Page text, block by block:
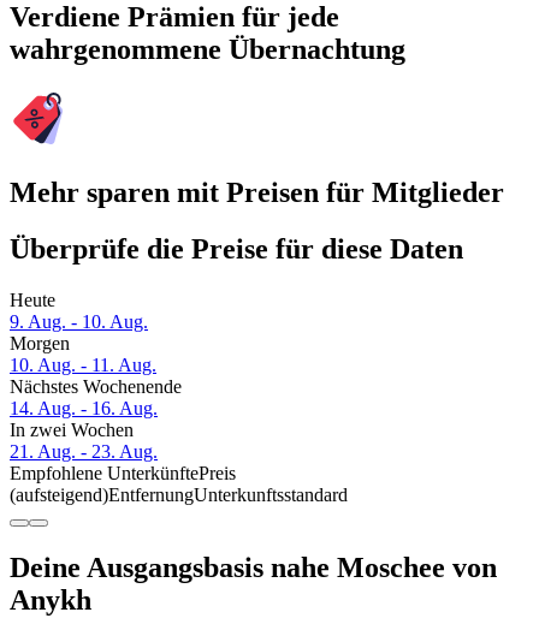
Verdiene Prämien für jede
wahrgenommene Übernachtung
Mehr sparen mit Preisen für Mitglieder
Überprüfe die Preise für diese Daten
Heute
9. Aug. - 10. Aug.
Morgen
10. Aug. - 11. Aug.
Nächstes Wochenende
14. Aug. - 16. Aug.
In zwei Wochen
21. Aug. - 23. Aug.
Empfohlene UnterkünftePreis
(aufsteigend)EntfernungUnterkunftsstandard
Deine Ausgangsbasis nahe Moschee von
Anykh